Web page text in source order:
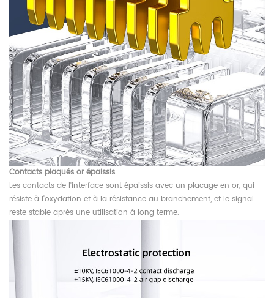
Contacts plaqués or épaissis
Les contacts de l'interface sont épaissis avec un placage en or, qui
résiste à l'oxydation et à la résistance au branchement, et le signal
reste stable après une utilisation à long terme.